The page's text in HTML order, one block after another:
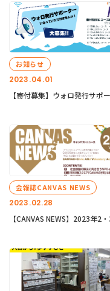
2023.04.01
お知らせ
【寄付募集】ウォロ発行サポ
2023.02.28
会報誌CANVAS NEWS
【CANVAS NEWS】2023年2